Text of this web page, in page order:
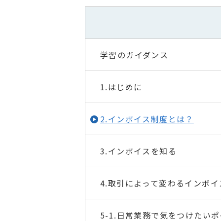
学習のガイダンス
1.はじめに
2.インボイス制度とは？
3.インボイスを知る
4.取引によって変わるインボイ
5-1.日常業務で気をつけたいポ